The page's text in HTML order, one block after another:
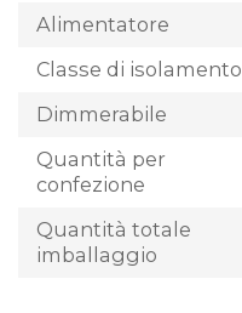
Alimentatore
Classe di isolamento
Dimmerabile
Quantità per
confezione
Quantità totale
imballaggio